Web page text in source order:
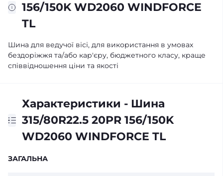
156/150K WD2060 WINDFORCE
TL
Шина для ведучої вісі, для використання в умовах
бездоріжжя та/або кар'єру, бюджетного класу, краще
співвідношення ціни та якості
Характеристики - Шина
315/80R22.5 20PR 156/150K
WD2060 WINDFORCE TL
ЗАГАЛЬНА